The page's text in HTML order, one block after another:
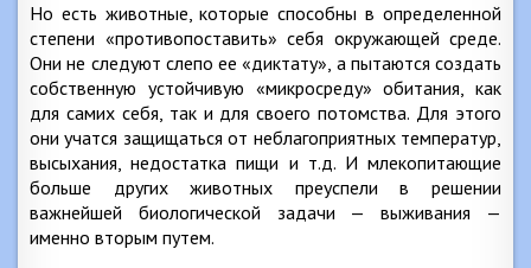
Но есть животные, которые способны в определенной
степени «противопоставить» себя окружающей среде.
Они не следуют слепо ее «диктату», а пытаются создать
собственную устойчивую «микросреду» обитания, как
для самих себя, так и для своего потомства. Для этого
они учатся защищаться от неблагоприятных температур,
высыхания, недостатка пищи и т.д. И млекопитающие
больше других животных преуспели в решении
важнейшей биологической задачи — выживания —
именно вторым путем.